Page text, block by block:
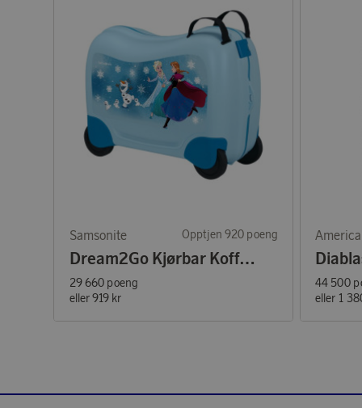
Samsonite Opptjen 920 poeng
Dream2Go Kjørbar Koffert Frozen Magic
29 660 poeng
eller919 kr
44 500
eller 1